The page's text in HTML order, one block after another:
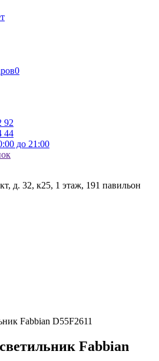
0
92
44
до 21:00
д. 32, к25, 1 этаж, 191 павильон
Fabbian D55F2611
Fabbian